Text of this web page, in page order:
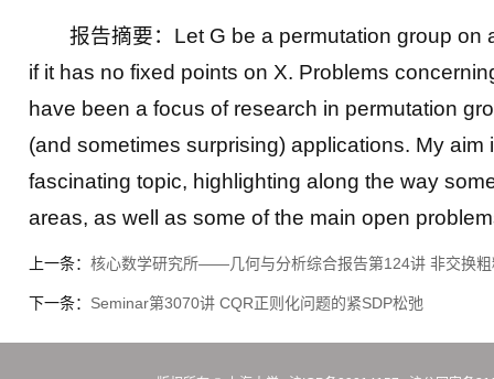
报告摘要：Let G be a permutation group
if it has no fixed points on X. Problems
have been a focus of research in permutation
(and sometimes surprising) applications. My
fascinating topic, highlighting along the way
areas, as well as some of the main open
上一条： 核心数学研究所——几何与分析综合报告第124讲 非交换
下一条： Seminar第3070讲 CQR正则化问题的紧SDP松弛